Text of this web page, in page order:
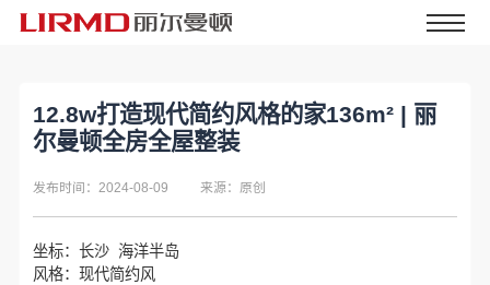
12.8w打造现代简约风格的家136m² | 丽
尔曼顿全房全屋整装
发布时间：2024-08-09 来源：原创
坐标：长沙 海洋半岛
风格：现代简约风